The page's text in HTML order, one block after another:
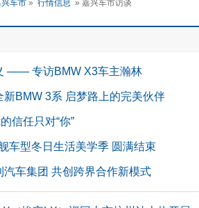
车市 » 行情信息 » 嘉兴车市访谈
—— 专访BMW X3车主瀚林
BMW 3系 启梦路上的完美伙伴
信任只对“你”
车型冬日生活美学季 圆满结束
汽车集团 共创跨界合作新模式